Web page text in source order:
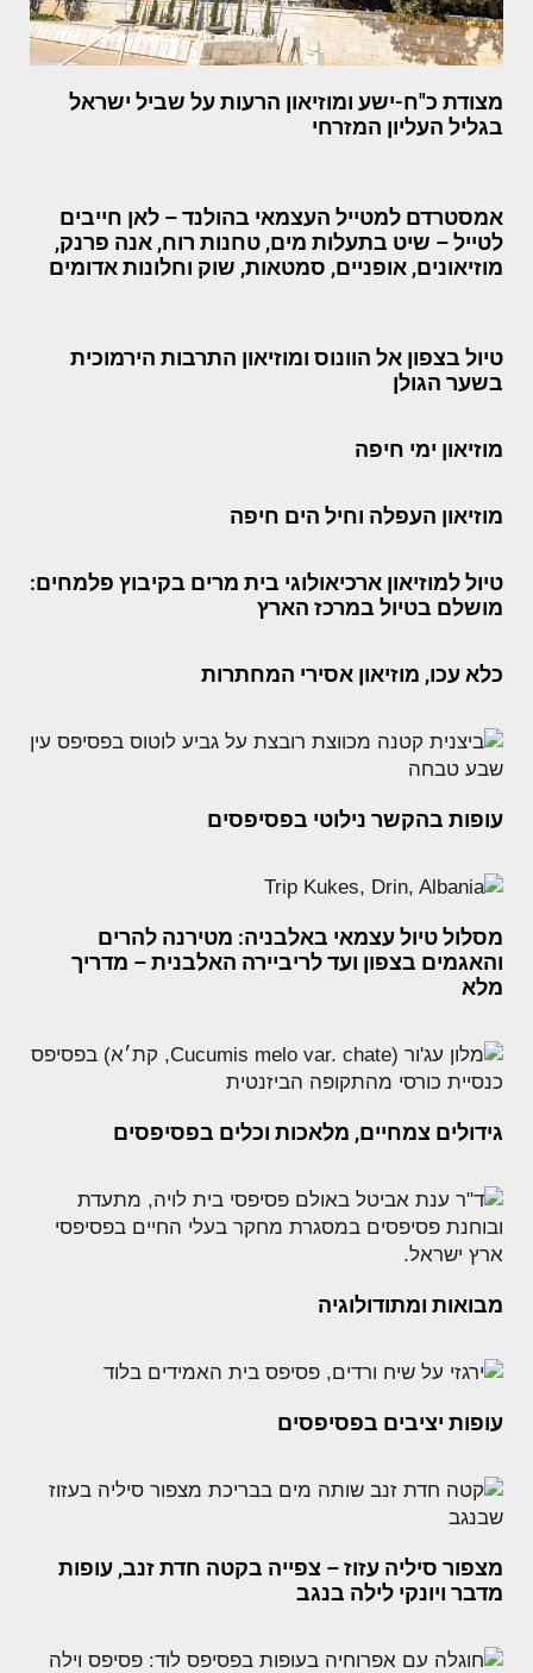
מצודת כ"ח-ישע ומוזיאון הרעות על שביל ישראל
בגליל העליון המזרחי
אמסטרדם למטייל העצמאי בהולנד – לאן חייבים
לטייל – שיט בתעלות מים, טחנות רוח, אנה פרנק,
מוזיאונים, אופניים, סמטאות, שוק וחלונות אדומים
טיול בצפון אל הוונוס ומוזיאון התרבות הירמוכית
בשער הגולן
מוזיאון ימי חיפה
מוזיאון העפלה וחיל הים חיפה
טיול למוזיאון ארכיאולוגי בית מרים בקיבוץ פלמחים:
מושלם בטיול במרכז הארץ
כלא עכו, מוזיאון אסירי המחתרות
עופות בהקשר נילוטי בפסיפסים
מסלול טיול עצמאי באלבניה: מטירנה להרים
והאגמים בצפון ועד לריביירה האלבנית – מדריך
מלא
גידולים צמחיים, מלאכות וכלים בפסיפסים
מבואות ומתודולוגיה
עופות יציבים בפסיפסים
מצפור סיליה עזוז – צפייה בקטה חדת זנב, עופות
מדבר ויונקי לילה בנגב